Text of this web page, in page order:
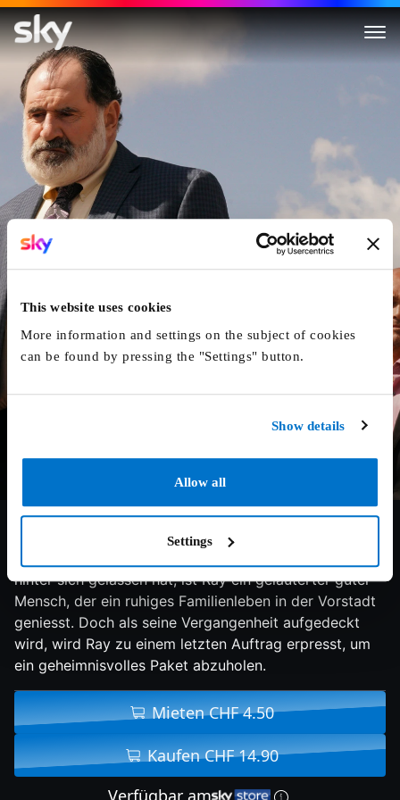
This website uses cookies
More information and settings on the subject of cookies
can be found by pressing the "Settings" button.
Show details
Allow all
Settings
Run & Gun
5.5/10 2021 96 min Action
hinter sich gelassen hat, ist Ray ein geläuterter guter
Mensch, der ein ruhiges Familienleben in der Vorstadt
geniesst. Doch als seine Vergangenheit aufgedeckt
wird, wird Ray zu einem letzten Auftrag erpresst, um
ein geheimnisvolles Paket abzuholen.
Mieten CHF 4.50
Kaufen CHF 14.90
Verfügbar am